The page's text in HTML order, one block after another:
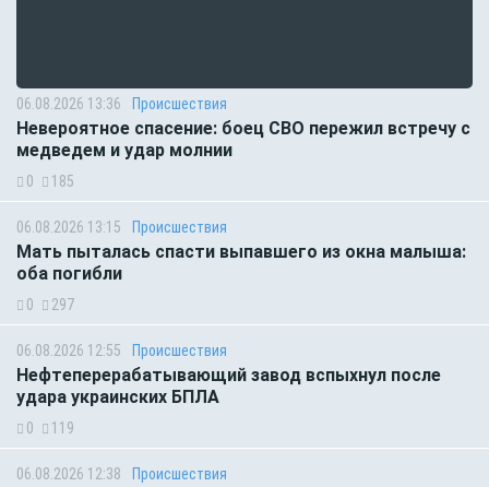
06.08.2026 13:36 Происшествия
Невероятное спасение: боец СВО пережил встречу с
медведем и удар молнии
0 185
06.08.2026 13:15 Происшествия
Мать пыталась спасти выпавшего из окна малыша:
оба погибли
0 297
06.08.2026 12:55 Происшествия
Нефтеперерабатывающий завод вспыхнул после
удара украинских БПЛА
0 119
06.08.2026 12:38 Происшествия